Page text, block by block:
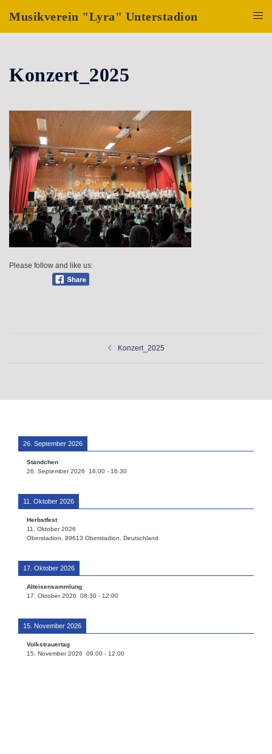
InhaltMusikverein "Lyra" Unterstadion
Menü
Konzert_2025
Please follow and like us:
Konzert_2025
26. September 2026
Ständchen
26. September 2026
16:00 - 16:30
11. Oktober 2026
Herbstfest
11. Oktober 2026
Oberstadion, 89613 Oberstadion, Deutschland
17. Oktober 2026
Alteisensammlung
17. Oktober 2026
08:30 - 12:00
15. November 2026
Volkstrauertag
15. November 2026
09:00 - 12:00